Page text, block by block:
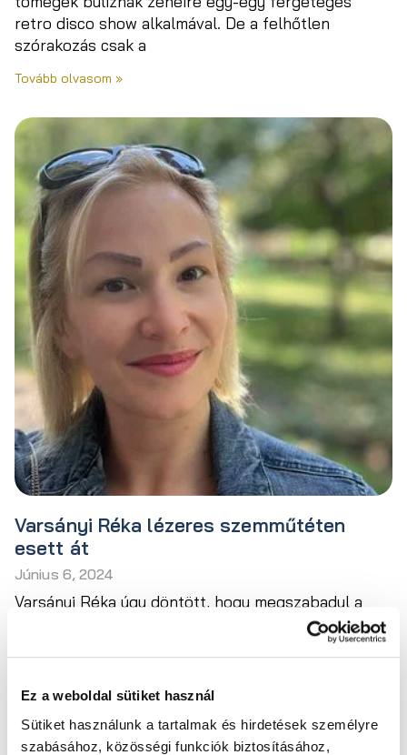
Ez a weboldal sütiket használ
Sütiket használunk a tartalmak és hirdetések személyre
szabásához, közösségi funkciók biztosításához,
retro disco show alkalmával. De a felhőtlen
szórakozás csak a
Tovább olvasom »
Varsányi Réka lézeres szemműtéten
esett át
Június 6, 2024
Varsányi Réka úgy döntött, hogy megszabadul a
szemüvegétől és aláveti magát egy lézeres
szemműtétnek. Az előző interjút vizsgálatkor
szemműtéten, az 1 hetes kontroll alkalmával
Tovább olvasom »